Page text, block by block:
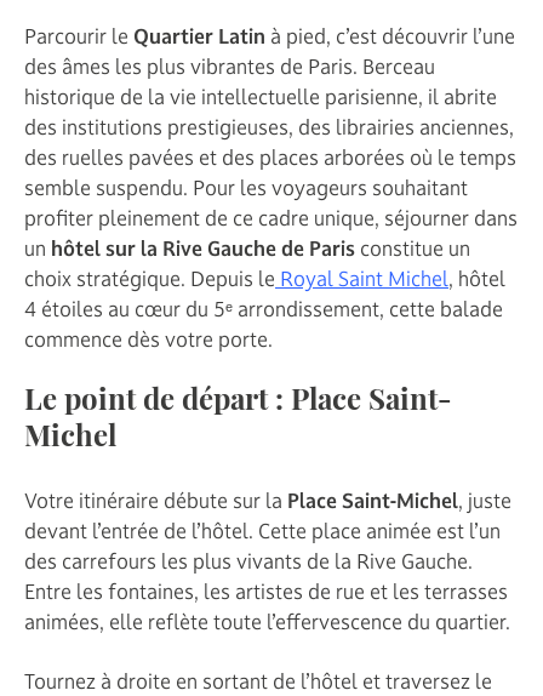
Parcourir le Quartier Latin à pied, c’est découvrir l’une
des âmes les plus vibrantes de Paris. Berceau
historique de la vie intellectuelle parisienne, il abrite
des institutions prestigieuses, des librairies anciennes,
des ruelles pavées et des places arborées où le temps
semble suspendu. Pour les voyageurs souhaitant
profiter pleinement de ce cadre unique, séjourner dans
un hôtel sur la Rive Gauche de Paris constitue un
choix stratégique. Depuis le Royal Saint Michel, hôtel
4 étoiles au cœur du 5ᵉ arrondissement, cette balade
commence dès votre porte.
Le point de départ : Place Saint-
Michel
Votre itinéraire débute sur la Place Saint-Michel, juste
devant l’entrée de l’hôtel. Cette place animée est l’un
des carrefours les plus vivants de la Rive Gauche.
Entre les fontaines, les artistes de rue et les terrasses
animées, elle reflète toute l’effervescence du quartier.
Tournez à droite en sortant de l’hôtel et traversez le